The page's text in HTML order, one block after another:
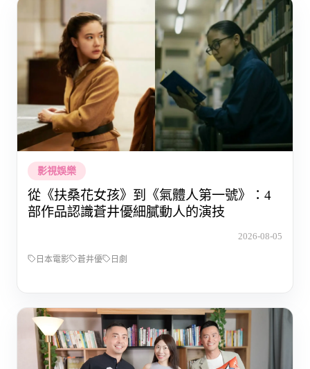
影視娛樂
從《扶桑花女孩》到《氣體人第一號》：4
部作品認識蒼井優細膩動人的演技
2026-08-05
日本電影 蒼井優 日劇